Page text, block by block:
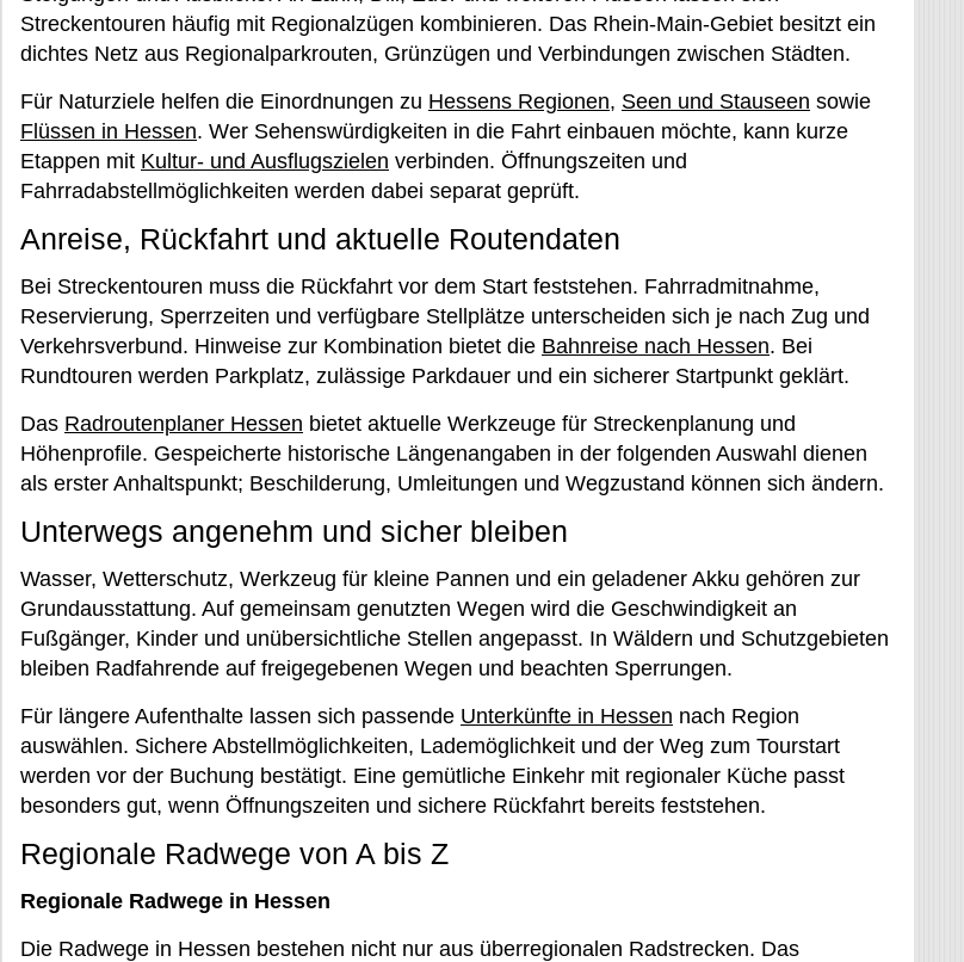
Streckentouren häufig mit Regionalzügen kombinieren. Das Rhein-Main-Gebiet besitzt ein
dichtes Netz aus Regionalparkrouten, Grünzügen und Verbindungen zwischen Städten.
Für Naturziele helfen die Einordnungen zu Hessens Regionen, Seen und Stauseen sowie
Flüssen in Hessen. Wer Sehenswürdigkeiten in die Fahrt einbauen möchte, kann kurze
Etappen mit Kultur- und Ausflugszielen verbinden. Öffnungszeiten und
Fahrradabstellmöglichkeiten werden dabei separat geprüft.
Anreise, Rückfahrt und aktuelle Routendaten
Bei Streckentouren muss die Rückfahrt vor dem Start feststehen. Fahrradmitnahme,
Reservierung, Sperrzeiten und verfügbare Stellplätze unterscheiden sich je nach Zug und
Verkehrsverbund. Hinweise zur Kombination bietet die Bahnreise nach Hessen. Bei
Rundtouren werden Parkplatz, zulässige Parkdauer und ein sicherer Startpunkt geklärt.
Das Radroutenplaner Hessen bietet aktuelle Werkzeuge für Streckenplanung und
Höhenprofile. Gespeicherte historische Längenangaben in der folgenden Auswahl dienen
als erster Anhaltspunkt; Beschilderung, Umleitungen und Wegzustand können sich ändern.
Unterwegs angenehm und sicher bleiben
Wasser, Wetterschutz, Werkzeug für kleine Pannen und ein geladener Akku gehören zur
Grundausstattung. Auf gemeinsam genutzten Wegen wird die Geschwindigkeit an
Fußgänger, Kinder und unübersichtliche Stellen angepasst. In Wäldern und Schutzgebieten
bleiben Radfahrende auf freigegebenen Wegen und beachten Sperrungen.
Für längere Aufenthalte lassen sich passende Unterkünfte in Hessen nach Region
auswählen. Sichere Abstellmöglichkeiten, Lademöglichkeit und der Weg zum Tourstart
werden vor der Buchung bestätigt. Eine gemütliche Einkehr mit regionaler Küche passt
besonders gut, wenn Öffnungszeiten und sichere Rückfahrt bereits feststehen.
Regionale Radwege von A bis Z
Regionale Radwege in Hessen
Die Radwege in Hessen bestehen nicht nur aus überregionalen Radstrecken. Das